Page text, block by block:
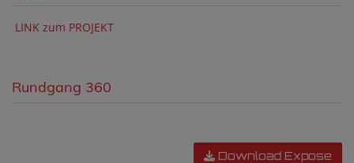
LINK zum PROJEKT
Rundgang 360
Download Expose